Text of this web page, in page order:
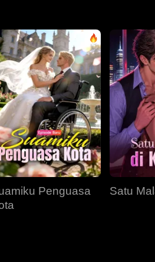
EP 34 EP
EP 37 EP
EP 40
Penguasa
Satu